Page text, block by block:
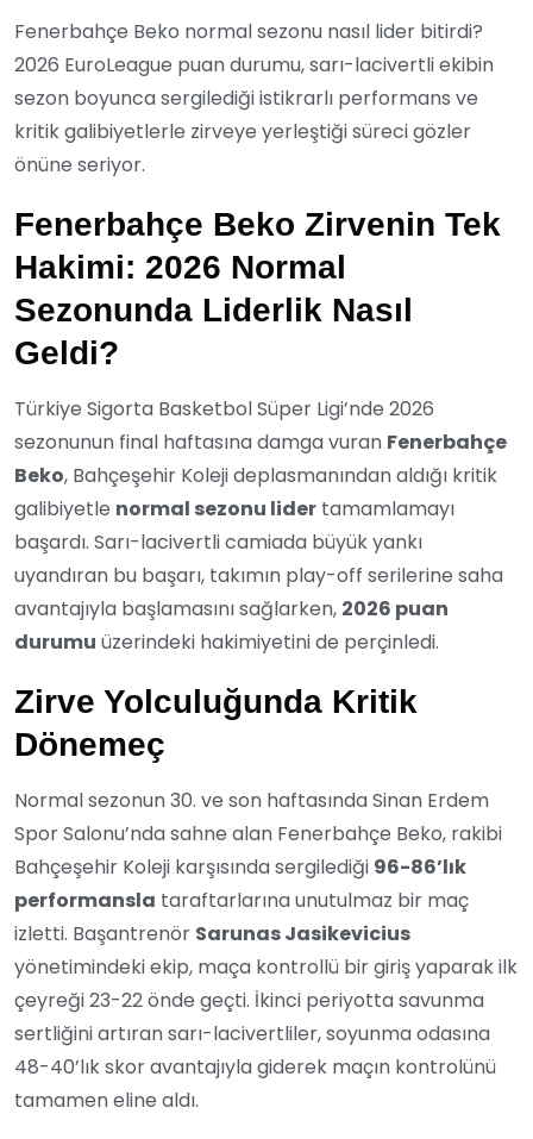
Fenerbahçe Beko normal sezonu nasıl lider bitirdi?
2026 EuroLeague puan durumu, sarı-lacivertli ekibin
sezon boyunca sergilediği istikrarlı performans ve
kritik galibiyetlerle zirveye yerleştiği süreci gözler
önüne seriyor.
Fenerbahçe Beko Zirvenin Tek
Hakimi: 2026 Normal
Sezonunda Liderlik Nasıl
Geldi?
Türkiye Sigorta Basketbol Süper Ligi’nde 2026
sezonunun final haftasına damga vuran Fenerbahçe
Beko, Bahçeşehir Koleji deplasmanından aldığı kritik
galibiyetle normal sezonu lider tamamlamayı
başardı. Sarı-lacivertli camiada büyük yankı
uyandıran bu başarı, takımın play-off serilerine saha
avantajıyla başlamasını sağlarken, 2026 puan
durumu üzerindeki hakimiyetini de perçinledi.
Zirve Yolculuğunda Kritik
Dönemeç
Normal sezonun 30. ve son haftasında Sinan Erdem
Spor Salonu’nda sahne alan Fenerbahçe Beko, rakibi
Bahçeşehir Koleji karşısında sergilediği 96-86’lık
performansla taraftarlarına unutulmaz bir maç
izletti. Başantrenör Sarunas Jasikevicius
yönetimindeki ekip, maça kontrollü bir giriş yaparak ilk
çeyreği 23-22 önde geçti. İkinci periyotta savunma
sertliğini artıran sarı-lacivertliler, soyunma odasına
48-40’lık skor avantajıyla giderek maçın kontrolünü
tamamen eline aldı.